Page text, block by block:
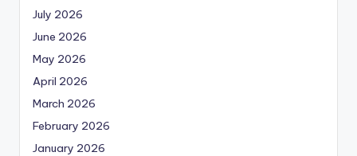
July 2026
June 2026
May 2026
April 2026
March 2026
February 2026
January 2026